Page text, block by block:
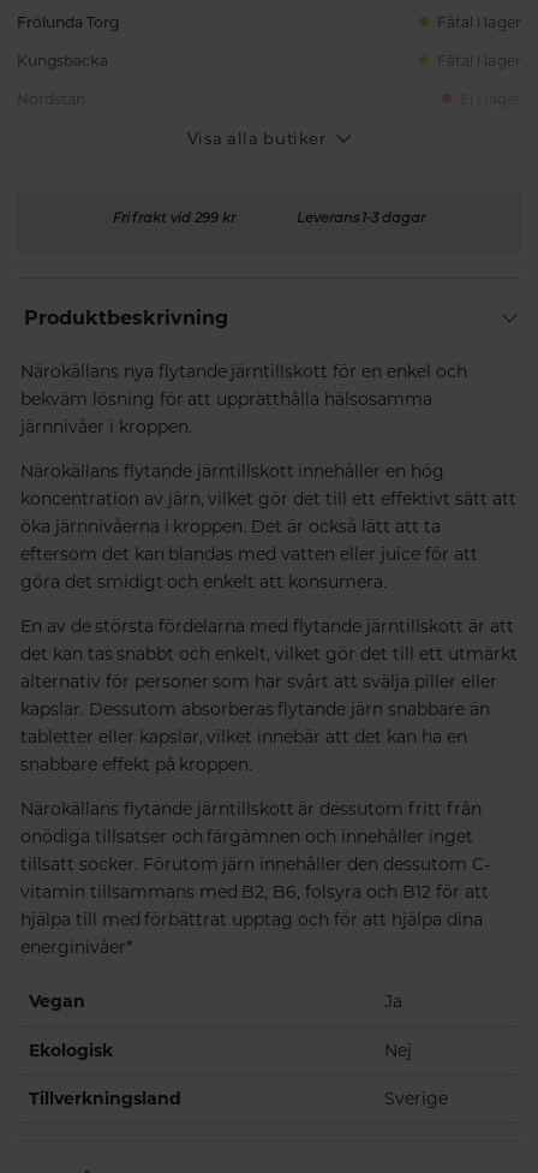
Frölunda Torg Fåtal i lager
Kungsbacka Fåtal i lager
Visa alla butiker
Fri frakt vid 299 kr Leverans 1-3 dagar
Produktbeskrivning
Närokällans nya flytande järntillskott för en enkel och
bekväm lösning för att upprätthålla hälsosamma
järnnivåer i kroppen.
Närokällans flytande järntillskott innehåller en hög
koncentration av järn, vilket gör det till ett effektivt sätt att
öka järnnivåerna i kroppen. Det är också lätt att ta
eftersom det kan blandas med vatten eller juice för att
göra det smidigt och enkelt att konsumera.
En av de största fördelarna med flytande järntillskott är att
det kan tas snabbt och enkelt, vilket gör det till ett utmärkt
alternativ för personer som har svårt att svälja piller eller
kapslar. Dessutom absorberas flytande järn snabbare än
tabletter eller kapslar, vilket innebär att det kan ha en
snabbare effekt på kroppen.
Närokällans flytande järntillskott är dessutom fritt från
onödiga tillsatser och färgämnen och innehåller inget
tillsatt socker. Förutom järn innehåller den dessutom C-
vitamin tillsammans med B2, B6, folsyra och B12 för att
hjälpa till med förbättrat upptag och för att hjälpa dina
energinivåer*
Vegan Ja
Ekologisk Nej
Tillverkningsland Sverige